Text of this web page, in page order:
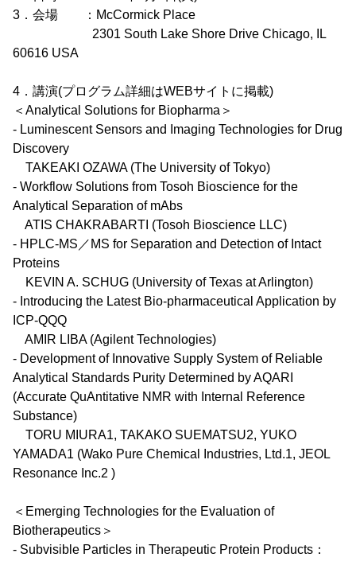
3．会場 ：McCormick Place
2301 South Lake Shore Drive Chicago, IL
60616 USA
4．講演(プログラム詳細はWEBサイトに掲載)
＜Analytical Solutions for Biopharma＞
- Luminescent Sensors and Imaging Technologies for Drug
Discovery
TAKEAKI OZAWA (The University of Tokyo)
- Workflow Solutions from Tosoh Bioscience for the
Analytical Separation of mAbs
ATIS CHAKRABARTI (Tosoh Bioscience LLC)
- HPLC-MS／MS for Separation and Detection of Intact
Proteins
KEVIN A. SCHUG (University of Texas at Arlington)
- Introducing the Latest Bio-pharmaceutical Application by
ICP-QQQ
AMIR LIBA (Agilent Technologies)
- Development of Innovative Supply System of Reliable
Analytical Standards Purity Determined by AQARI
(Accurate QuAntitative NMR with Internal Reference
Substance)
TORU MIURA1, TAKAKO SUEMATSU2, YUKO
YAMADA1 (Wako Pure Chemical Industries, Ltd.1, JEOL
Resonance Inc.2 )
＜Emerging Technologies for the Evaluation of
Biotherapeutics＞
- Subvisible Particles in Therapeutic Protein Products：